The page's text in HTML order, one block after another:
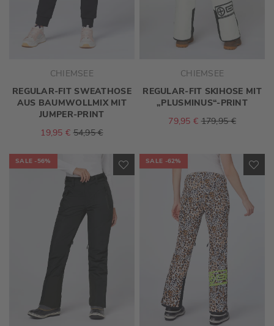
CHIEMSEE
REGULAR-FIT SWEATHOSE
AUS BAUMWOLLMIX MIT
JUMPER-PRINT
19,95 € 54,95 €
CHIEMSEE
REGULAR-FIT SKIHOSE MIT
„PLUSMINUS“-PRINT
79,95 € 179,95 €
SALE -56%
ZUR
WUNSCHLISTE
HINZUFÜGEN
SALE -62%